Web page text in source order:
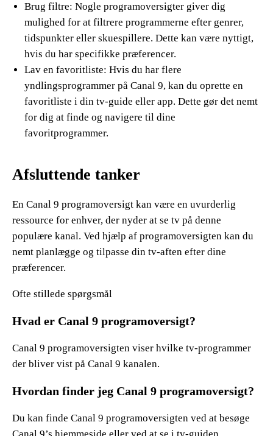
Brug filtre: Nogle programoversigter giver dig
mulighed for at filtrere programmerne efter genrer,
tidspunkter eller skuespillere. Dette kan være nyttigt,
hvis du har specifikke præferencer.
Lav en favoritliste: Hvis du har flere
yndlingsprogrammer på Canal 9, kan du oprette en
favoritliste i din tv-guide eller app. Dette gør det nemt
for dig at finde og navigere til dine
favoritprogrammer.
Afsluttende tanker
En Canal 9 programoversigt kan være en uvurderlig
ressource for enhver, der nyder at se tv på denne
populære kanal. Ved hjælp af programoversigten kan du
nemt planlægge og tilpasse din tv-aften efter dine
præferencer.
Ofte stillede spørgsmål
Hvad er Canal 9 programoversigt?
Canal 9 programoversigten viser hvilke tv-programmer
der bliver vist på Canal 9 kanalen.
Hvordan finder jeg Canal 9 programoversigt?
Du kan finde Canal 9 programoversigten ved at besøge